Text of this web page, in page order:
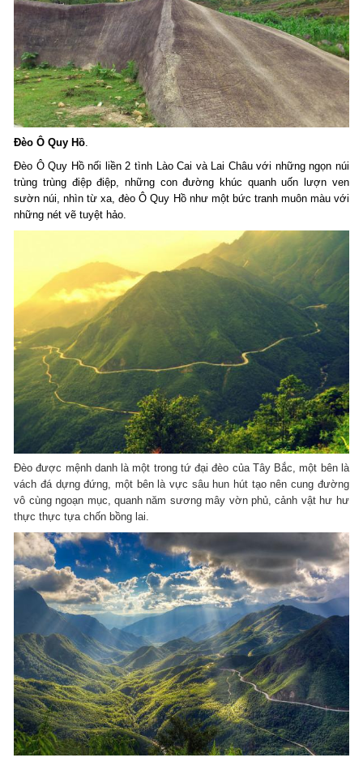
Đèo Ô Quy Hồ.
Đèo Ô Quy Hồ nối liền 2 tình Lào Cai và Lai Châu với những ngọn núi
trùng trùng điệp điệp, những con đường khúc quanh uốn lượn ven
sườn núi, nhìn từ xa, đèo Ô Quy Hồ như một bức tranh muôn màu với
những nét vẽ tuyệt hảo.
Đèo được mệnh danh là một trong tứ đại đèo của Tây Bắc, một bên là
vách đá dựng đứng, một bên là vực sâu hun hút tạo nên cung đường
vô cùng ngoạn mục, quanh năm sương mây vờn phủ, cảnh vật hư hư
thực thực tựa chốn bồng lai.